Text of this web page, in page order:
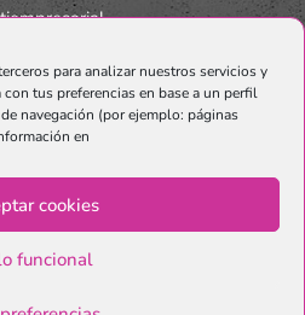
para analizar nuestros servicios y
tus preferencias en base a un perfil
navegación (por ejemplo: páginas
en
cookies
funcional